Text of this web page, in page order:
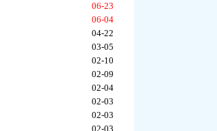
06-23
06-04
04-22
03-05
02-10
02-09
02-04
02-03
02-03
02-03